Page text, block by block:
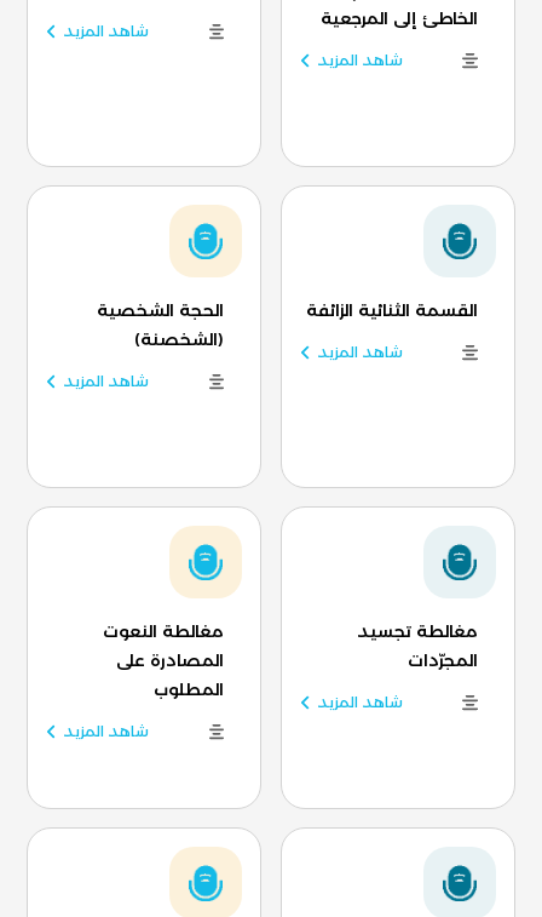
الخاطئ إلى المرجعية
شاهد المزيد
شاهد المزيد
القسمة الثنائية الزائفة
شاهد المزيد
الحجة الشخصية
(الشخصنة)
شاهد المزيد
مغالطة تجسيد
المجرّدات
شاهد المزيد
مغالطة النعوت
المصادرة على
المطلوب
شاهد المزيد